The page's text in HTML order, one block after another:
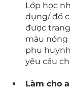
Lớp học
dụng/ đồ
được
màu nóng
phụ
yêu cầu
Làm cho